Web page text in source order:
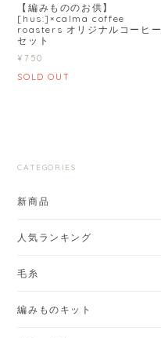
【編みもののお供】
[hus:]×calma coffee
roasters オリジナルコーヒー
セット
¥750
SOLD OUT
CATEGORIES
新商品
人気ランキング
毛糸
編みものキット